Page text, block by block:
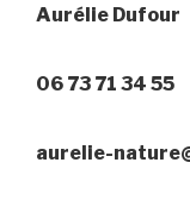
Aurélie Dufour
06 73 71 34 55
aurelie-